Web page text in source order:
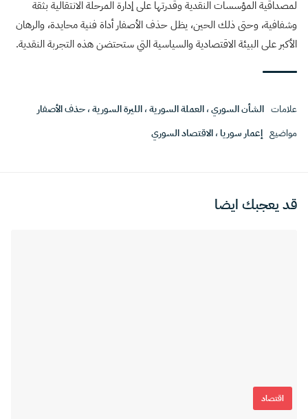
لمصداقية المؤسسات النقدية وقدرتها على إدارة المرحلة الانتقالية بثقة
وشفافية، وحتى ذلك الحين، يظل حذف الأصفار أداة فنية محايدة، والرهان
الأكبر على البيئة الاقتصادية والسياسية التي ستحتضن هذه التجربة النقدية.
علامات الشأن السوري،العملة السورية،الليرة السورية،حذف الأصفار
مواضيع إعمار سوريا،الاقتصاد السوري
قد يعجبك ايضا
اقتصاد